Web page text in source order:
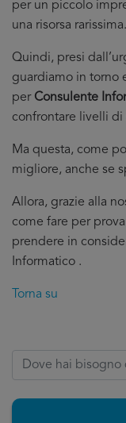
per un piccolo
una risorsa rarissima.
Quindi, presi
guardiamo in torno
per Consulente
confrontare livelli di
Ma questa, come
migliore, anche se
Allora, grazie alla
come fare per
prendere in
Informatico .
Torna su